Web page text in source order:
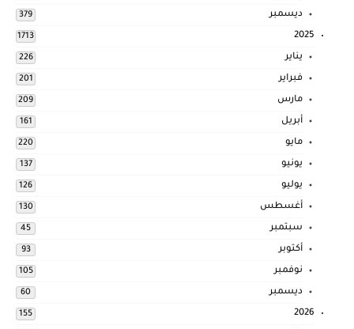
ديسمبر 379
2025
1713
يناير 226
فبراير 201
مارس 209
أبريل 161
مايو 220
يونيو 137
يوليو 126
أغسطس 130
سبتمبر 45
أكتوبر 93
نوفمبر 105
ديسمبر 60
2026
155